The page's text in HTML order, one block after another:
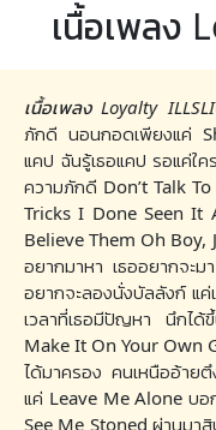
เนื้อเพลง
เนื้อเพลง Loyalty
ภักดี นอนกอดเพียงแค่
แคป ฉันรู้เธอแคป รอแค่ใ
ความภักดี Don’t Talk
Tricks I Done Seen It
Believe Them Oh Boy,
อยากมาหา เธออยากจ
อยากจะลองนั่งบัลลังก์ แ
เวลาที่เธอมีปัญหา นึกไ
Make It On Your Own
ได้มาครอง คนเหนืออ้าย
แค่ Leave Me Alone บ
See Me Stoned ผ่านมา